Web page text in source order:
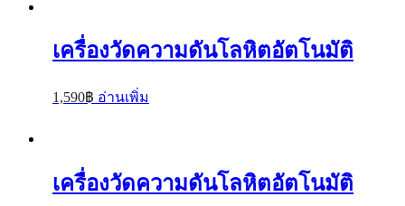
YE670Aเครื่องวัดความดันโลหิตอัตโนมัติ
1,590฿ อ่านเพิ่ม
เครื่องวัดความดันโลหิตอัตโนมัติ